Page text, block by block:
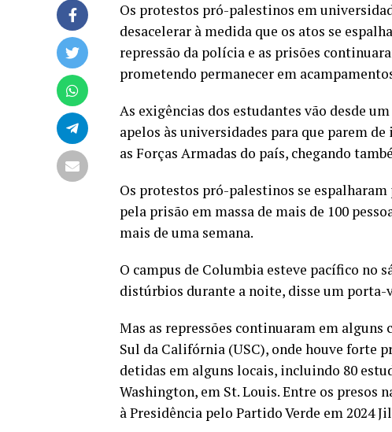
Os protestos pró-palestinos em
desacelerar à medida que os atos se
repressão da polícia e as prisões
prometendo permanecer em
As exigências dos estudantes vão desde
apelos às universidades para que parem
as Forças Armadas do país, chegando
Os protestos pró-palestinos se
pela prisão em massa de mais de 100
mais de uma semana.
O campus de Columbia esteve pacífico no
distúrbios durante a noite, disse um porta-
Mas as repressões continuaram em
Sul da Califórnia (USC), onde houve forte
detidas em alguns locais, incluindo 80
Washington, em St. Louis. Entre os presos
à Presidência pelo Partido Verde em 2024